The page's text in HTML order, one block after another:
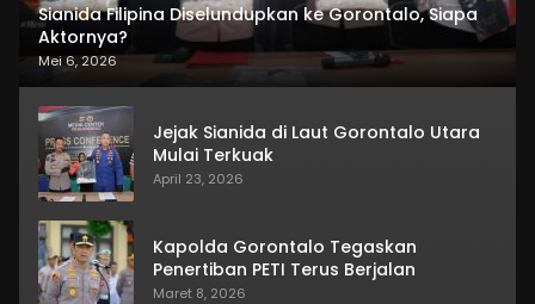
Sianida Filipina Diselundupkan ke Gorontalo, Siapa
Aktornya?
Mei 6, 2026
Jejak Sianida di Laut Gorontalo Utara
Mulai Terkuak
April 23, 2026
Kapolda Gorontalo Tegaskan
Penertiban PETI Terus Berjalan
Maret 8, 2026